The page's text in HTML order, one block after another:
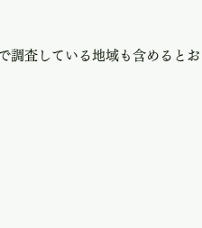
調査している地域も含めると